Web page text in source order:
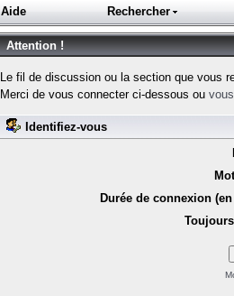
Aide Rechercher
Attention !
Le fil de discussion ou la section que vous
Merci de vous connecter ci-dessous ou
Identifiez-vous
Durée de connexion